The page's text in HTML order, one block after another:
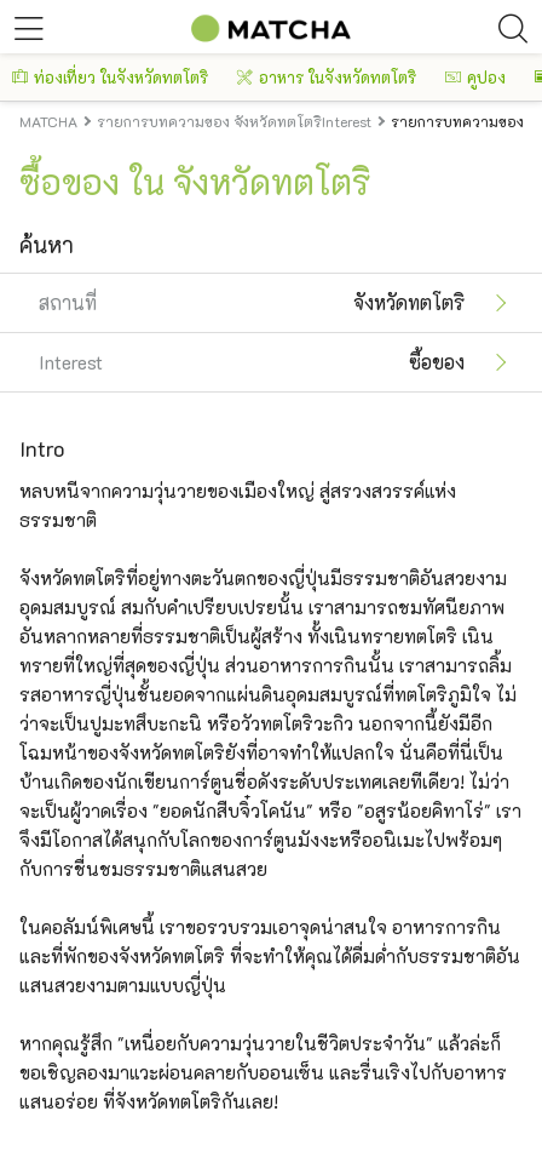
ท่องเที่ยว ในจังหวัดทตโตริ อาหาร ในจังหวัดทตโตริ คูปอง
MATCHA รายการบทความของ จังหวัดทตโตริInterest รายการบทความของ
ซื้อของ ใน จังหวัดทตโตริ
ค้นหา
สถานที่ จังหวัดทตโตริ
Interest ซื้อของ
Intro
หลบหนีจากความวุ่นวายของเมืองใหญ่ สู่สรวงสวรรค์แห่ง
ธรรมชาติ
จังหวัดทตโตริที่อยู่ทางตะวันตกของญี่ปุ่นมีธรรมชาติอันสวยงาม
อุดมสมบูรณ์ สมกับคำเปรียบเปรยนั้น เราสามารถชมทัศนียภาพ
อันหลากหลายที่ธรรมชาติเป็นผู้สร้าง ทั้งเนินทรายทตโตริ เนิน
ทรายที่ใหญ่ที่สุดของญี่ปุ่น ส่วนอาหารการกินนั้น เราสามารถลิ้ม
รสอาหารญี่ปุ่นชั้นยอดจากแผ่นดินอุดมสมบูรณ์ที่ทตโตริภูมิใจ ไม่
ว่าจะเป็นปูมะทสึบะกะนิ หรือวัวทตโตริวะกิว นอกจากนี้ยังมีอีก
โฉมหน้าของจังหวัดทตโตริยังที่อาจทำให้แปลกใจ นั่นคือที่นี่เป็น
บ้านเกิดของนักเขียนการ์ตูนชื่อดังระดับประเทศเลยทีเดียว! ไม่ว่า
จะเป็นผู้วาดเรื่อง "ยอดนักสืบจิ๋วโคนัน" หรือ "อสูรน้อยคิทาโร่" เรา
จึงมีโอกาสได้สนุกกับโลกของการ์ตูนมังงะหรืออนิเมะไปพร้อมๆ
กับการชื่นชมธรรมชาติแสนสวย
ในคอลัมน์พิเศษนี้ เราขอรวบรวมเอาจุดน่าสนใจ อาหารการกิน
และที่พักของจังหวัดทตโตริ ที่จะทำให้คุณได้ดื่มด่ำกับธรรมชาติอัน
แสนสวยงามตามแบบญี่ปุ่น
หากคุณรู้สึก "เหนื่อยกับความวุ่นวายในชีวิตประจำวัน" แล้วล่ะก็
ขอเชิญลองมาแวะผ่อนคลายกับออนเซ็น และรื่นเริงไปกับอาหาร
แสนอร่อย ที่จังหวัดทตโตริกันเลย!